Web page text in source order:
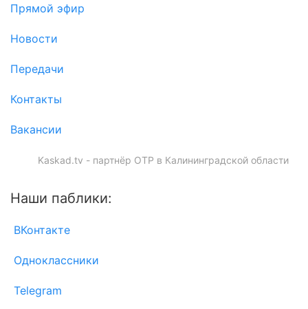
Прямой эфир
Новости
Передачи
Контакты
Вакансии
Kaskad.tv - партнёр ОТР в Калининградской области
Наши паблики:
ВКонтакте
Одноклассники
Telegram